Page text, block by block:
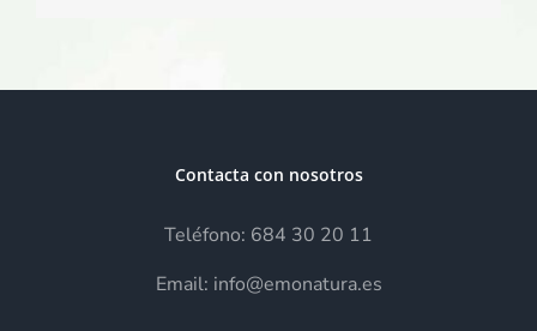
Contacta con nosotros
Teléfono: 684 30 20 11
Email: info@emonatura.es